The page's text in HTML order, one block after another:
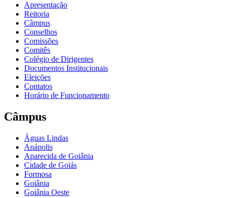
Apresentação
Reitoria
Câmpus
Conselhos
Comissões
Comitês
Colégio de Dirigentes
Documentos Institucionais
Eleições
Contatos
Horário de Funcionamento
Câmpus
Águas Lindas
Anápolis
Aparecida de Goiânia
Cidade de Goiás
Formosa
Goiânia
Goiânia Oeste